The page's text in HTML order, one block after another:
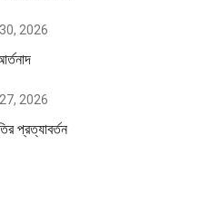
2026
2026
প্রত্যাবর্তন